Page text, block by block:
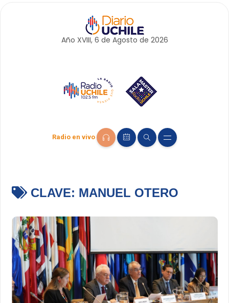
Año XVIII, 6 de Agosto de 2026
Radio en vivo
CLAVE: MANUEL OTERO